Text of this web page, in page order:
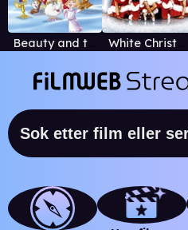
Beauty and the Beast: The Enchanted Christmas White Christmas